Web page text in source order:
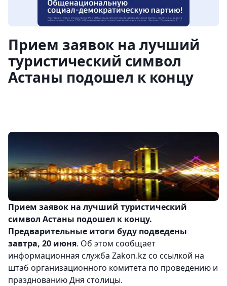
Прием заявок на лучший
туристический символ
Астаны подошел к концу
Прием заявок на лучший туристический
символ Астаны подошел к концу.
Предварительные итоги буду подведены
завтра, 20 июня. Об этом сообщает
информационная служба Zakon.kz со ссылкой на
штаб организационного комитета по проведению и
празднованию Дня столицы.